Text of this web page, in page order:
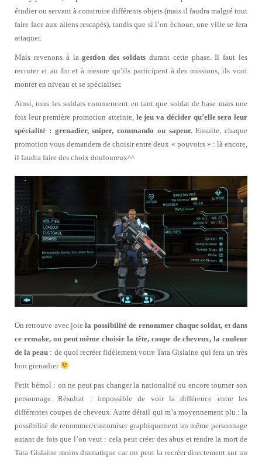
étudier ou servant à construire différents objets (mais il faudra malgré tout
faire face aux aliens rescapés), tandis que si l’on échoue, une ville se fera
attaquer.
Mais revenons à lagestion des soldats durant cette phase. Il faut les
recruter et au fur et à mesure qu’ils participent à des missions, ils vont
monter en niveau et se spécialiser.
Ainsi, tous les soldats commencent en tant que soldat de base mais une
fois leur première promotion atteinte, le jeu va décider qu’elle sera leur
spécialité : grenadier, sniper, commando ou sapeur.Ensuite, chaque
promotion vous demandera de choisir entre deux « pouvoirs » : là encore,
il faudra faire des choix douloureux^^
On retrouve avec joiela possibilité de renommer chaque soldat, et dans
ce remake, on peut même choisir la tête, coupe de cheveux, la couleur
de la peau : de quoi recréer fidèlement votre Tata Gislaine qui fera un très
bon grenadier
Petit bémol : on ne peut pas changer la nationalité ou encore tourner son
personnage. Résultat : impossible de voir la différence entre les
différentes coupes de cheveux. Autre détail qui m’a moyennement plu : la
possibilité de renommer/customiser graphiquement un même personnage
autant de fois que l’on veut : cela peut créer des abus et rendre la mort de
Tata Gislaine moins dramatique car on peut la recréer directement sur un